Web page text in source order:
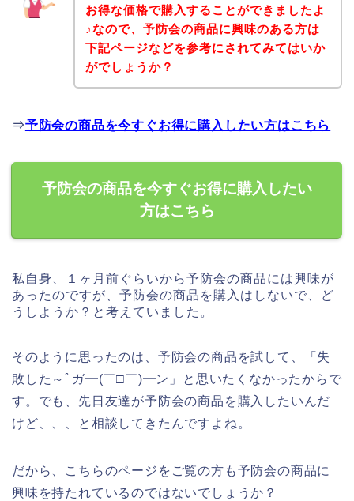
お得な価格で購入することができましたよ
♪なので、予防会の商品に興味のある方は
下記ページなどを参考にされてみてはいか
がでしょうか？
⇒予防会の商品を今すぐお得に購入したい方はこちら
予防会の商品を今すぐお得に購入したい
方はこちら
私自身、１ヶ月前ぐらいから予防会の商品には興味が
あったのですが、予防会の商品を購入はしないで、ど
うしようか？と考えていました。
そのように思ったのは、予防会の商品を試して、「失
敗した～ﾟガ━(￣□￣)━ン」と思いたくなかったからで
す。でも、先日友達が予防会の商品を購入したいんだ
けど、、、と相談してきたんですよね。
だから、こちらのページをご覧の方も予防会の商品に
興味を持たれているのではないでしょうか？